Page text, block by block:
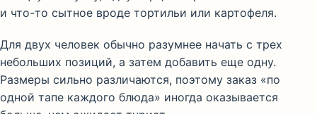
и что-то сытное вроде тортильи или картофеля.
Для двух человек обычно разумнее начать с трех
небольших позиций, а затем добавить еще одну.
Размеры сильно различаются, поэтому заказ «по
одной тапе каждого блюда» иногда оказывается